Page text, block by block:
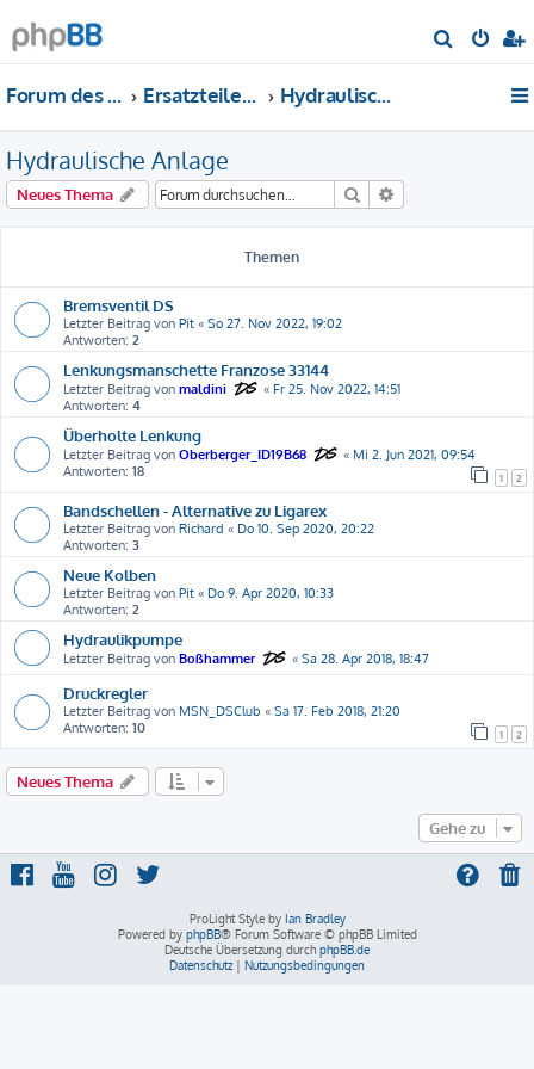
u
Forum des DS-Club Deutschland e.V. Ersatzteile-Bewertung Hydraulische Anlage
Hydraulische Anlage
Neues Thema Suche
Themen
Bremsventil DS
Letzter Beitrag von Pit « So 27. Nov 2022, 19:02
Antworten: 2
Lenkungsmanschette Franzose 33144
Letzter Beitrag von maldini « Fr 25. Nov 2022, 14:51
Antworten: 4
Überholte Lenkung
Letzter Beitrag von Oberberger_ID19B68 « Mi 2. Jun 2021, 09:54
Antworten: 18 1 2
Bandschellen - Alternative zu Ligarex
Letzter Beitrag von Richard « Do 10. Sep 2020, 20:22
Antworten: 3
Neue Kolben
Letzter Beitrag von Pit « Do 9. Apr 2020, 10:33
Antworten: 2
Hydraulikpumpe
Letzter Beitrag von Boßhammer « Sa 28. Apr 2018, 18:47
Druckregler
Letzter Beitrag von MSN_DSClub « Sa 17. Feb 2018, 21:20
Antworten: 10 1 2
Neues Thema
Gehe zu
ProLight Style by Ian Bradley
Powered by phpBB® Forum Software © phpBB Limited
Deutsche Übersetzung durch phpBB.de
Datenschutz | Nutzungsbedingungen